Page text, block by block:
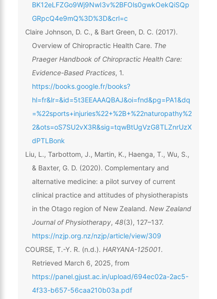
BK12eLFZGo9Wj9NwI3v%2BFOls0gwkOekQiSQp
GRpcQ4e9mQ%3D%3D&crl=c
Claire Johnson, D. C., & Bart Green, D. C. (2017).
Overview of Chiropractic Health Care. The
Praeger Handbook of Chiropractic Health Care:
Evidence-Based Practices, 1.
https://books.google.fr/books?
hl=fr&lr=&id=5t3EEAAAQBAJ&oi=fnd&pg=PA1&dq
=%22sports+injuries%22+%2B+%22naturopathy%2
2&ots=oS7SU2vX3R&sig=tqwBtUgVzG8TLZnrUzX
dPTLBonk
Liu, L., Tarbottom, J., Martin, K., Haenga, T., Wu, S.,
& Baxter, G. D. (2020). Complementary and
alternative medicine: a pilot survey of current
clinical practice and attitudes of physiotherapists
in the Otago region of New Zealand. New Zealand
Journal of Physiotherapy, 48(3), 127–137.
https://nzjp.org.nz/nzjp/article/view/309
COURSE, T.-Y. R. (n.d.). HARYANA-125001.
Retrieved March 6, 2025, from
https://panel.gjust.ac.in/upload/694ec02a-2ac5-
4f33-b657-56caa210b03a.pdf